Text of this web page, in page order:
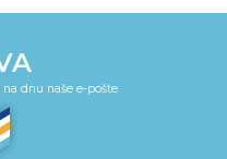
dnu naše e-pošte